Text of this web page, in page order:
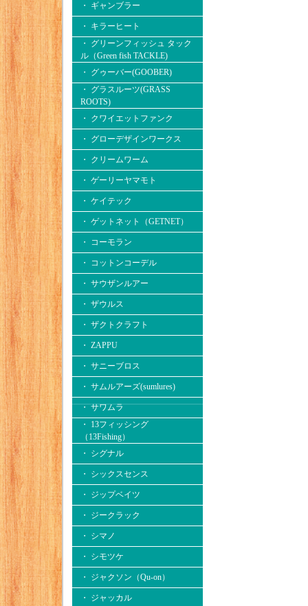
・ ギャンブラー
・ キラーヒート
・ グリーンフィッシュ タック
ル（Green fish TACKLE)
・ グゥーバー(GOOBER)
・ グラスルーツ(GRASS
ROOTS)
・ クワイエットファンク
・ グローデザインワークス
・ クリームワーム
・ ゲーリーヤマモト
・ ケイテック
・ ゲットネット（GETNET）
・ コーモラン
・ コットンコーデル
・ サウザンルアー
・ ザウルス
・ ザクトクラフト
・ ZAPPU
・ サニーブロス
・ サムルアーズ(sumlures)
・ サワムラ
・ 13フィッシング
（13Fishing）
・ シグナル
・ シックスセンス
・ ジップベイツ
・ ジークラック
・ シマノ
・ シモツケ
・ ジャクソン（Qu-on）
・ ジャッカル